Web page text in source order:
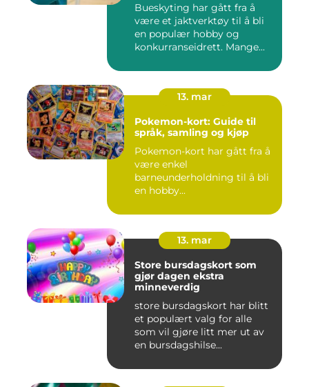
Bueskyting har gått fra å
være et jaktverktøy til å bli
en populær hobby og
konkurranseidrett. Mange...
13. mar
Pokemon-kort: Guide til
språk, samling og kjøp
Pokemon-kort har gått fra å
være enkel
barneunderholdning til å bli
en hobby...
13. mar
Store bursdagskort som
gjør dagen ekstra
minneverdig
store bursdagskort har blitt
et populært valg for alle
som vil gjøre litt mer ut av
en bursdagshilse...